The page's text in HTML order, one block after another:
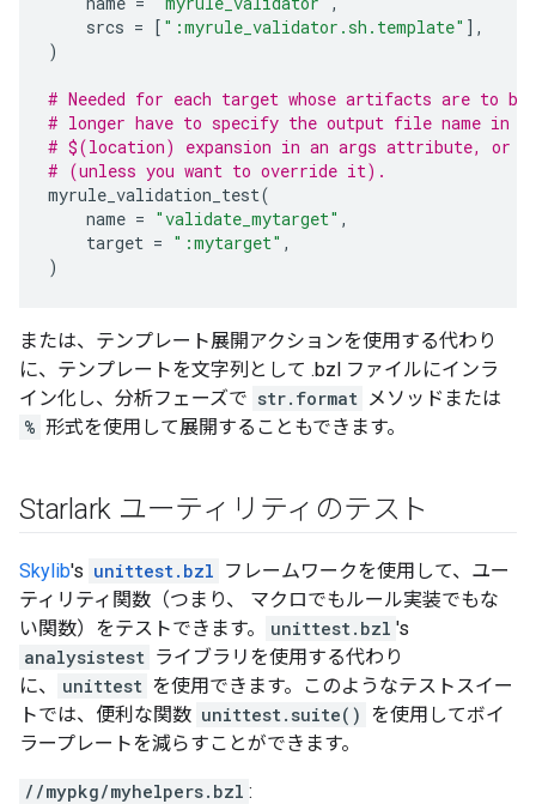
srcs = [ ":myrule_validator.sh.template" ],
)
# Needed for each target whose artifacts are to be
# longer have to specify the output file name in
# $(location) expansion in an args attribute, or
# (unless you want to override it).
myrule_validation_test(
name = "validate_mytarget" ,
target = ":mytarget" ,
)
または、テンプレート展開アクションを使用する代わり
に、テンプレートを文字列として .bzl ファイルにインラ
イン化し、分析フェーズで str.format メソッドまたは
% 形式を使用して展開することもできます。
Starlark ユーティリティのテスト
Skylib's unittest.bzl フレームワークを使用して、ユー
ティリティ関数（つまり、 マクロでもルール実装でもな
い関数）をテストできます。
unittest.bzl 's
analysistest ライブラリを使用する代わり
に、
unittest を使用できます。このようなテストスイー
トでは、便利な関数 unittest.suite() を使用してボイ
ラープレートを減らすことができます。
//mypkg/myhelpers.bzl :